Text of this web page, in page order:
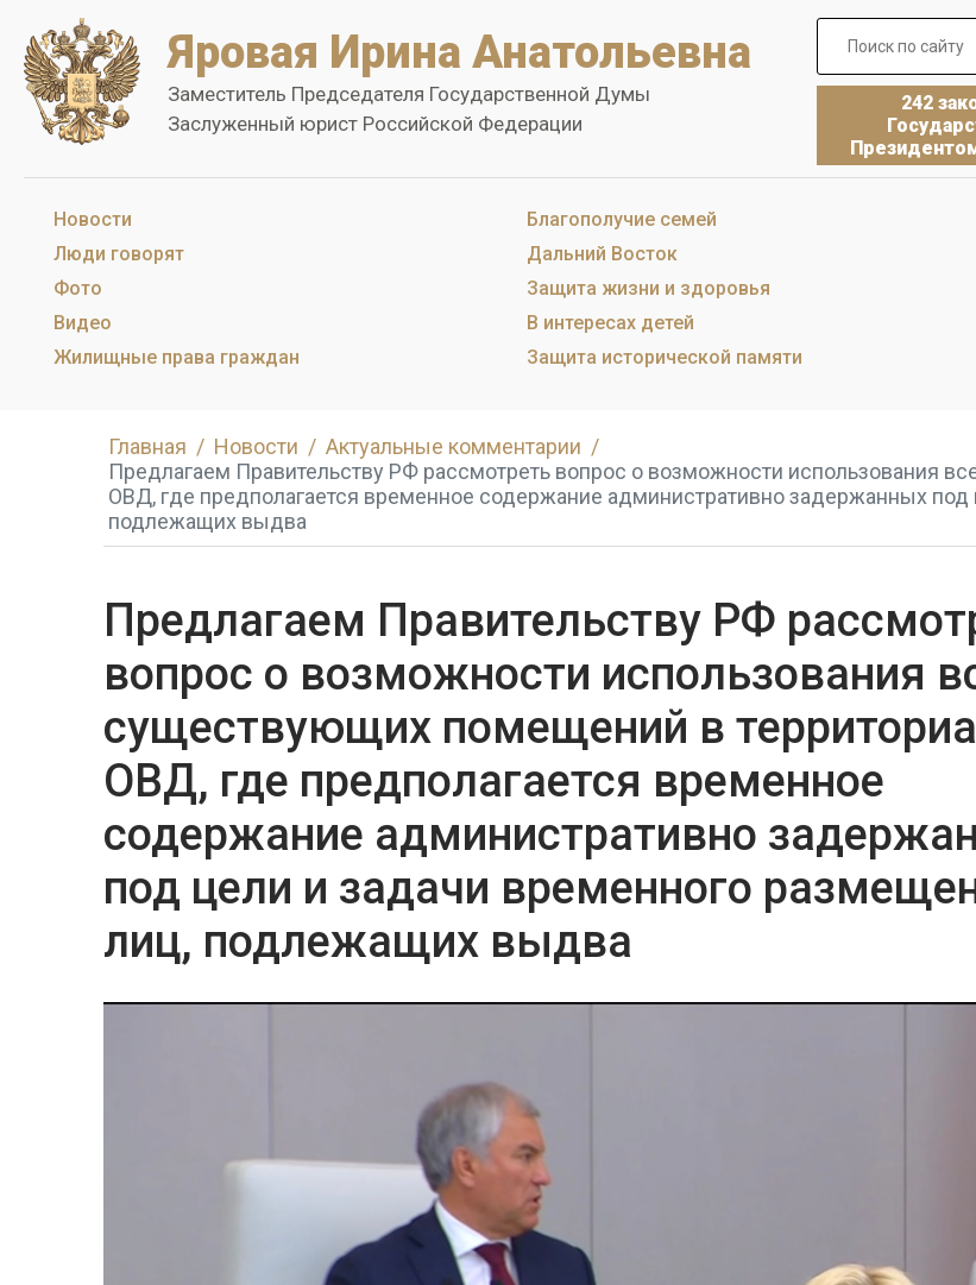
Яровая Ирина Анатольевна
Заместитель Председателя Государственной Думы
Заслуженный юрист Российской Федерации
242
Новости
Люди говорят
Фото
Видео
Жилищные права граждан
Благополучие семей
Дальний Восток
Защита жизни и здоровья
В интересах детей
Защита исторической памяти
Главная Новости
Актуальные комментарии
Предлагаем Правительству РФ рассмотреть вопрос о возможности использования
ОВД, где предполагается временное содержание административно задержанных
подлежащих выдва
Предлагаем Правительству РФ
вопрос о возможности использования
существующих помещений в
ОВД, где предполагается временное
содержание административно
под цели и задачи временного
лиц, подлежащих выдва